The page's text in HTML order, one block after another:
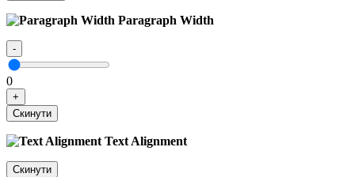
Paragraph Width
-
0
+
Скинути
Text Alignment
Скинути